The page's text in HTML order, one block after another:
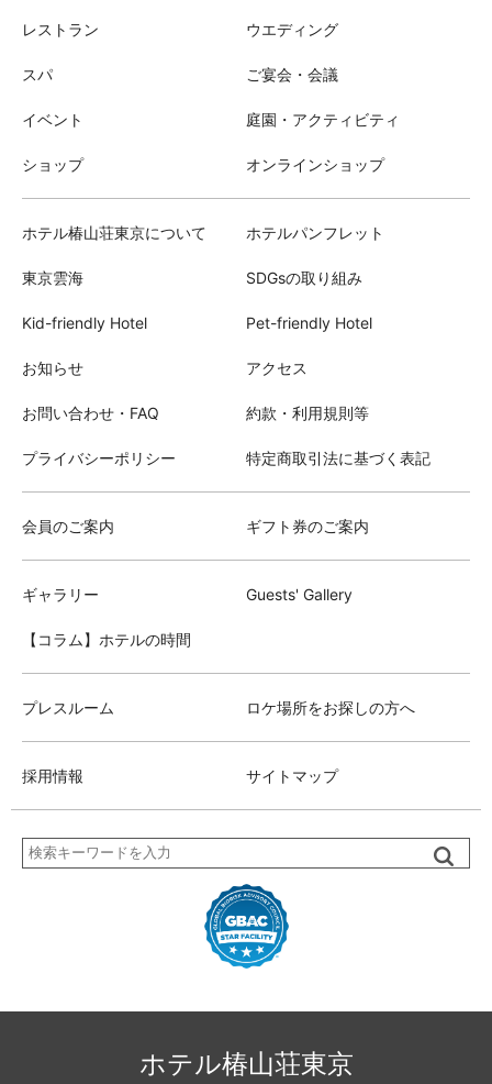
レストラン ウエディング
スパ ご宴会・会議
イベント 庭園・アクティビティ
ショップ オンラインショップ
ホテル椿山荘東京について ホテルパンフレット
東京雲海 SDGsの取り組み
Kid-friendly Hotel Pet-friendly Hotel
お知らせ アクセス
お問い合わせ・FAQ 約款・利用規則等
プライバシーポリシー 特定商取引法に基づく表記
会員のご案内 ギフト券のご案内
ギャラリー Guests' Gallery
【コラム】ホテルの時間
プレスルーム ロケ場所をお探しの方へ
採用情報 サイトマップ
ホテル椿山荘東京